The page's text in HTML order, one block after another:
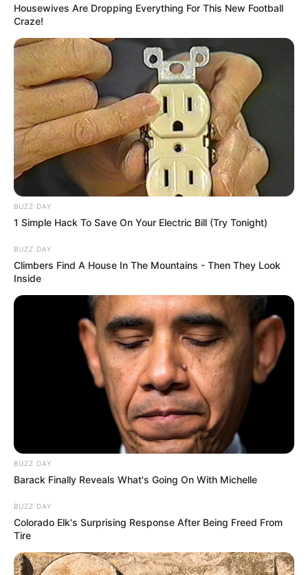
Housewives Are Dropping Everything For This New Football
Craze!
BUZZ DAY
1 Simple Hack To Save On Your Electric Bill (Try Tonight)
BUZZ DAY
Climbers Find A House In The Mountains - Then They Look
Inside
BUZZ DAY
Barack Finally Reveals What's Going On With Michelle
BUZZ DAY
Colorado Elk's Surprising Response After Being Freed From
Tire